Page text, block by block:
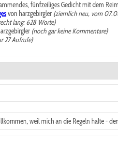
fünfzeiliges Gedicht mit dem
von harzgebirgler (ziemlich neu, vom
lang: 628 Worte)
(noch gar keine Kommentare)
27 Aufrufe)
weil mich an die Regeln halte -